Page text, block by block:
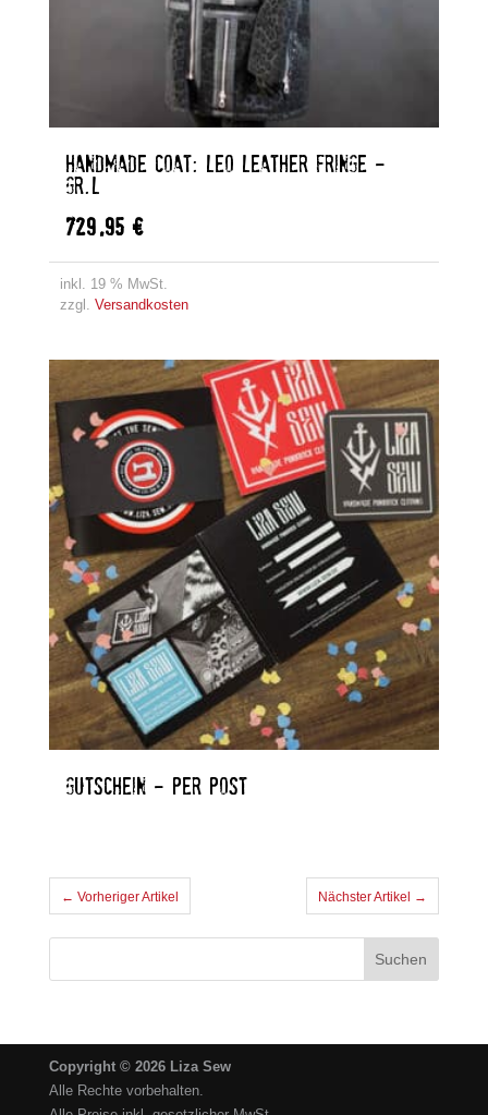
HANDMADE COAT: LEO LEATHER FRINGE –
GR.L
729,95 €
inkl. 19 % MwSt.
zzgl. Versandkosten
GUTSCHEIN – PER POST
← Vorheriger Artikel Nächster Artikel →
Copyright © 2026 Liza Sew
Alle Rechte vorbehalten.